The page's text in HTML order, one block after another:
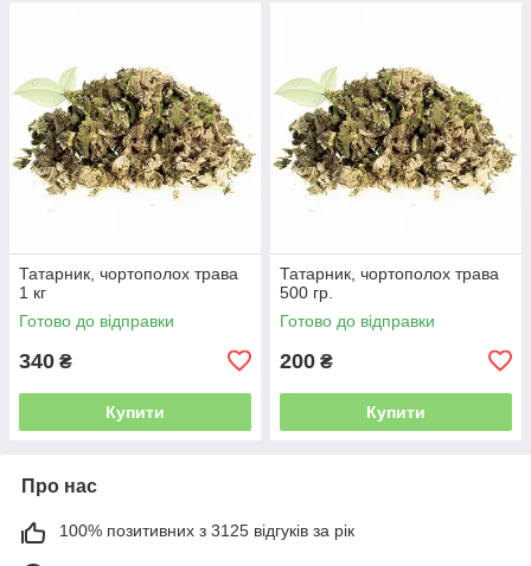
Татарник, чортополох трава
1 кг
Готово до відправки
340 ₴
Купити
Татарник, чортополох трава
500 гр.
Готово до відправки
200 ₴
Купити
Про нас
100% позитивних з 3125 відгуків за рік